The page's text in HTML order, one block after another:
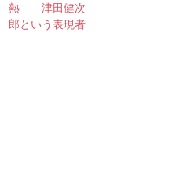
熱――津田健次
郎という表現者